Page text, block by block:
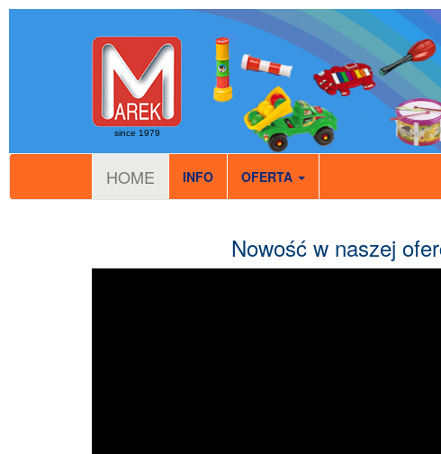
since 1979
HOME INFO OFERTA
Nowość w naszej